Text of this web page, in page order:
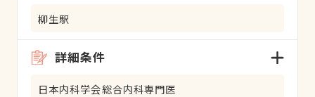
柳生駅
詳細条件
日本内科学会総合内科専門医